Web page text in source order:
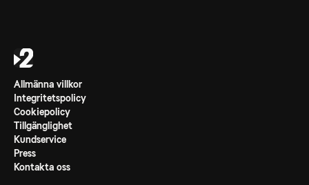
Allmänna villkor
Integritetspolicy
Cookiepolicy
Tillgänglighet
Kundservice
Press
Kontakta oss